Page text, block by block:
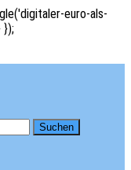
euro-als-
});